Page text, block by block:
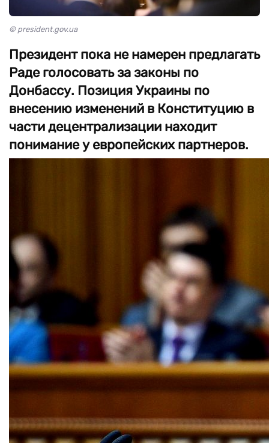
© president.gov.ua
Президент пока не намерен предлагать
Раде голосовать за законы по
Донбассу. Позиция Украины по
внесению изменений в Конституцию в
части децентрализации находит
понимание у европейских партнеров.